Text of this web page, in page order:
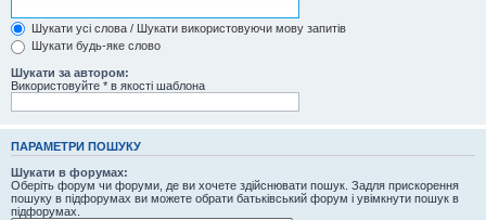
Шукати усі слова / Шукати використовуючи мову запитів
Шукати будь-яке слово
Шукати за автором:
Використовуйте * в якості шаблона
ПАРАМЕТРИ ПОШУКУ
Шукати в форумах:
Оберіть форум чи форуми, де ви хочете здійснювати пошук. Задля прискорення
пошуку в підфорумах ви можете обрати батьківський форум і увімкнути пошук в
підфорумах.